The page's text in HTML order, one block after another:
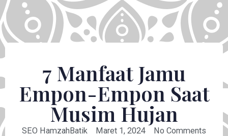
7 Manfaat Jamu
Empon-Empon Saat
Musim Hujan
SEO HamzahBatik Maret 1, 2024 No Comments